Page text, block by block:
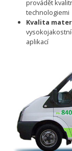
provádět
technologiemi
Kvalita
aplikací